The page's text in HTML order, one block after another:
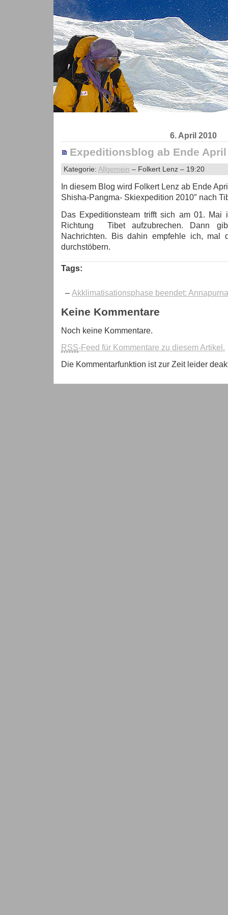
6. April 2010
Expeditionsblog ab Ende
Kategorie: Allgemein – Folkert Lenz – 19:20
In diesem Blog wird Folkert Lenz ab Ende
Shisha-Pangma- Skiexpedition 2010″ nach
Das Expeditionsteam trifft sich am 01. Mai
Richtung Tibet aufzubrechen. Dann
Nachrichten. Bis dahin empfehle ich, mal
durchstöbern.
Tags:
– Akklimatisationsphase beendet:
Keine Kommentare
Noch keine Kommentare.
RSS-Feed für Kommentare zu diesem Artikel.
Die Kommentarfunktion ist zur Zeit leider